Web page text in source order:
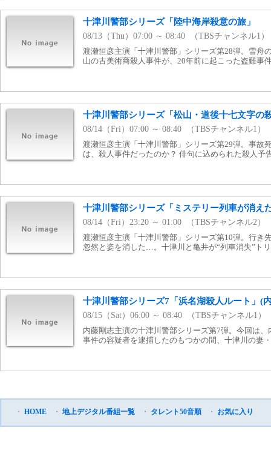
十津川警部シリーズ「陸中海岸殺意の旅」
08/13（Thu）07:00 ～ 08:40 （TBSチャンネル1）
渡瀬恒彦主演「十津川警部」シリーズ第28弾。雪舟
山の古美術商殺人事件が、20年前に起こった盗難事
十津川警部シリーズ「松山・道後十七文字の
08/14（Fri）07:00 ～ 08:40 （TBSチャンネル1）
渡瀬恒彦主演「十津川警部」シリーズ第29弾。事故
は、殺人事件だったのか？ 俳句に込められた殺人予
十津川警部シリーズ「ミステリー列車が消え
08/14（Fri）23:20 ～ 01:00 （TBSチャンネル2）
渡瀬恒彦主演「十津川警部」シリーズ第10弾。行き
忽然と姿を消した…。十津川と亀井が“列車消失”ト
十津川警部シリーズ7「浜名湖殺人ルート」(
08/15（Sat）06:00 ～ 08:40 （TBSチャンネル1）
内藤剛志主演の十津川警部シリーズ第7弾。今回は
事件の容疑者を逮捕したのもつかの間、十津川の妻
・ HOME ・ 地上デジタル番組一覧 ・ タレント50音順 ・ お気に入り